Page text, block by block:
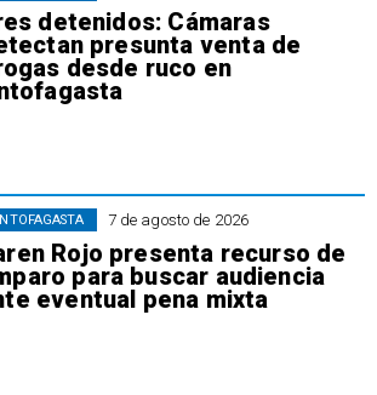
detenidos: Cámaras
presunta venta de
desde ruco en
7 de agosto de 2026
Rojo presenta recurso de
para buscar audiencia
eventual pena mixta